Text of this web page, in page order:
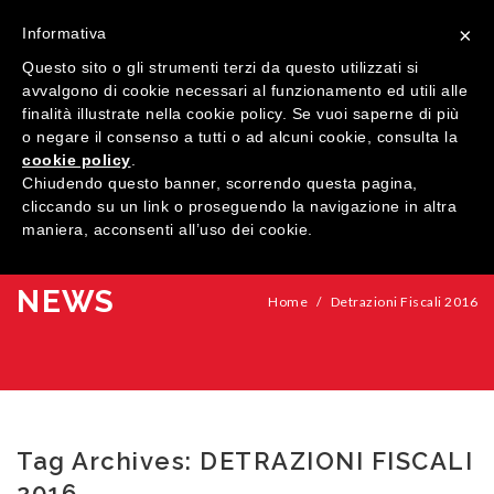
MENU
HOME
AZIENDA
Legno
Porte
ARREDI SU MISURA
NEWS Home / Detrazioni Fiscali 2016
Tag Archives: DETRAZIONI FISCALI
×
Informativa
Questo sito o gli strumenti terzi da questo utilizzati si
avvalgono di cookie necessari al funzionamento ed utili alle
finalità illustrate nella cookie policy. Se vuoi saperne di più
o negare il consenso a tutti o ad alcuni cookie, consulta la
cookie policy
Chiudendo questo banner, scorrendo questa pagina,
cliccando su un link o proseguendo la navigazione in altra
maniera, acconsenti all’uso dei cookie.